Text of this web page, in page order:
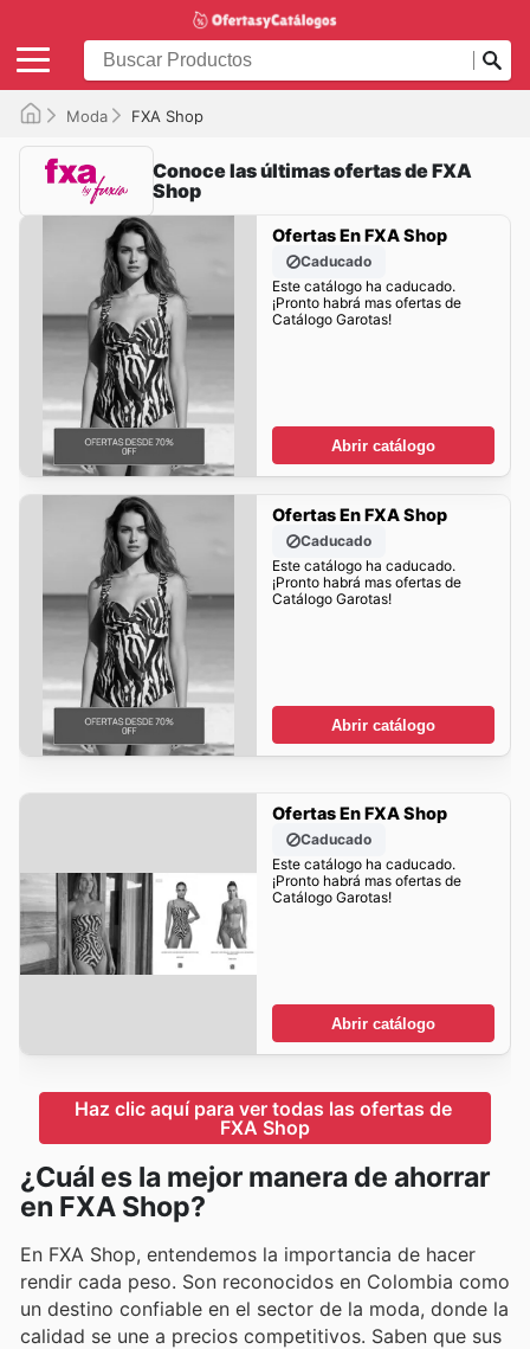
Moda FXA Shop
Conoce las últimas ofertas de FXA
Shop
Ofertas En FXA Shop
Caducado
Este catálogo ha caducado.
¡Pronto habrá mas ofertas de
Catálogo Garotas!
Abrir catálogo
Ofertas En FXA Shop
Caducado
Este catálogo ha caducado.
¡Pronto habrá mas ofertas de
Catálogo Garotas!
Abrir catálogo
Ofertas En FXA Shop
Caducado
Este catálogo ha caducado.
¡Pronto habrá mas ofertas de
Catálogo Garotas!
Abrir catálogo
Haz clic aquí para ver todas las ofertas de
FXA Shop
¿Cuál es la mejor manera de ahorrar
en FXA Shop?
En FXA Shop, entendemos la importancia de hacer
rendir cada peso. Son reconocidos en Colombia como
un destino confiable en el sector de la moda, donde la
calidad se une a precios competitivos. Saben que sus